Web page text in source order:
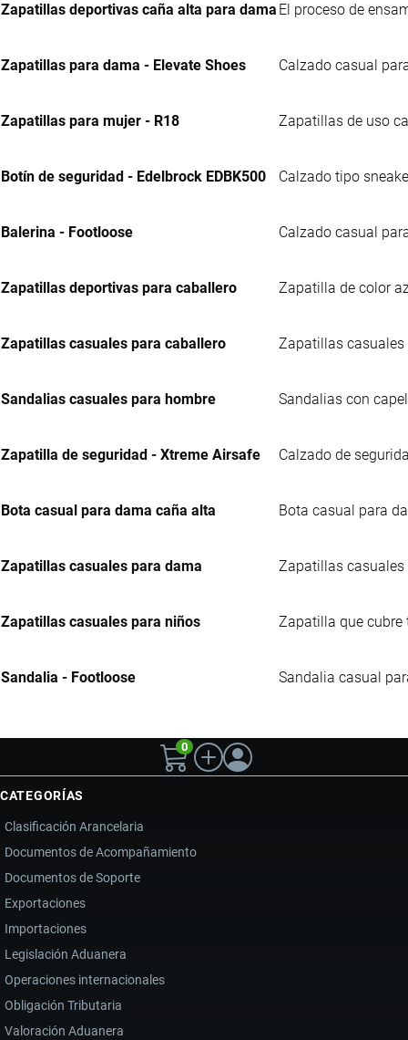
Zapatillas deportivas caña alta para dama El proceso de
Zapatillas para dama - Elevate Shoes Calzado casual
Zapatillas para mujer - R18 Zapatillas de uso
Botín de seguridad - Edelbrock EDBK500 Calzado tipo
Balerina - Footloose Calzado casual
Zapatillas deportivas para caballero Zapatilla de color
Zapatillas casuales para caballero Zapatillas casuales
Sandalias casuales para hombre Sandalias con
Zapatilla de seguridad - Xtreme Airsafe Calzado de
Bota casual para dama caña alta Bota casual para
Zapatillas casuales para dama Zapatillas casuales
Zapatillas casuales para niños Zapatilla que cubre
Sandalia - Footloose Sandalia casual
0
CATEGORÍAS
Clasificación Arancelaria
Documentos de Acompañamiento
Documentos de Soporte
Exportaciones
Importaciones
Legislación Aduanera
Operaciones internacionales
Obligación Tributaria
Valoración Aduanera